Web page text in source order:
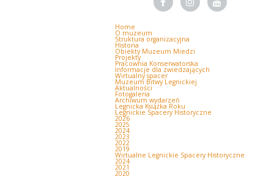
Home
O muzeum
Struktura organizacyjna
Historia
Obiekty Muzeum Miedzi
Projekty
Pracownia Konserwatorska
Informacje dla zwiedzających
Wirtualny spacer
Muzeum Bitwy Legnickiej
Aktualności
Fotogaleria
Archiwum wydarzeń
Legnicka Książka Roku
Legnickie Spacery Historyczne
2026
2025
2024
2023
2022
2019
Wirtualne Legnickie Spacery Historyczne
2024
2021
2020